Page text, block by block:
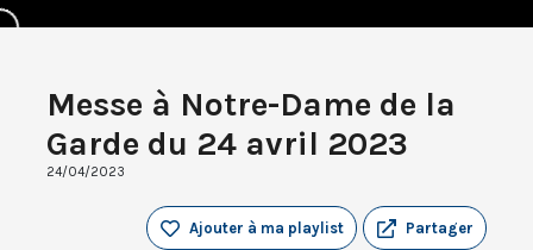
Messe à Notre-Dame de la
Garde du 24 avril 2023
24/04/2023
Partager
Ajouter à ma playlist